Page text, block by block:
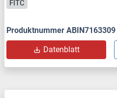
FITC
Produktnummer ABIN7163309
Datenblatt